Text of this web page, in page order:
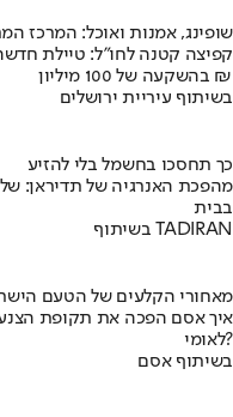
שופינג, אמנות ואוכל: המרכז
קפיצה קטנה לחו"ל: טיילת
בהשקעה של 100 מיליון ₪
בשיתוף עיריית ירושלים
כך תחסכו בחשמל בלי להזיע
מהפכת האנרגיה של תדיראן:
בבית
בשיתוף TADIRAN
מאחורי הקלעים של הטעם
לאומי?
בשיתוף אסם